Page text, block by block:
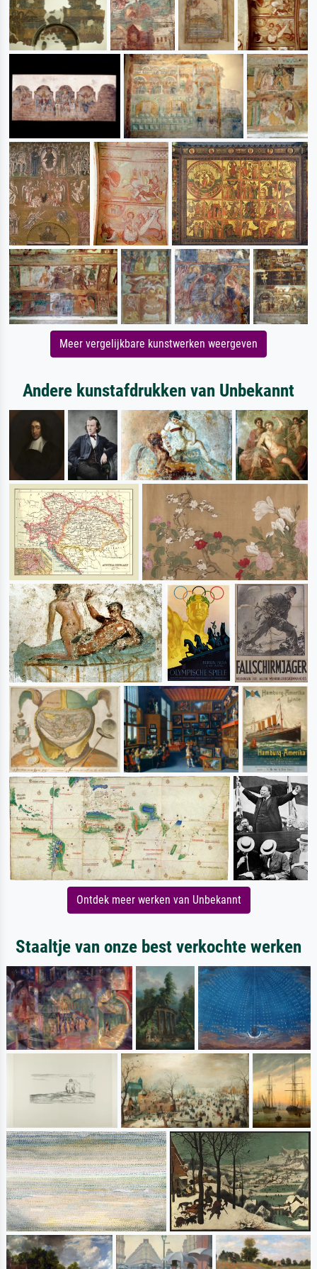
Meer vergelijkbare kunstwerken weergeven
Andere kunstafdrukken van Unbekannt
Ontdek meer werken van Unbekannt
Staaltje van onze best verkochte werken